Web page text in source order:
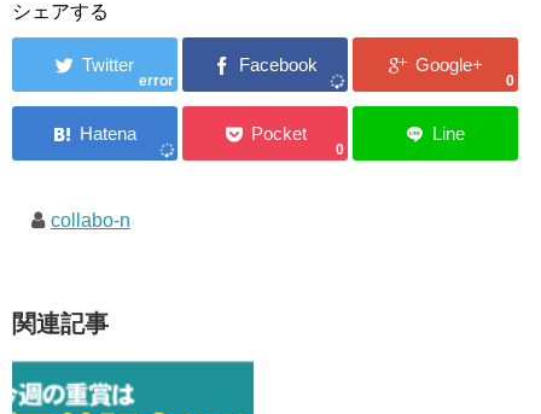
シェアする
error 0
0
collabo-n
関連記事